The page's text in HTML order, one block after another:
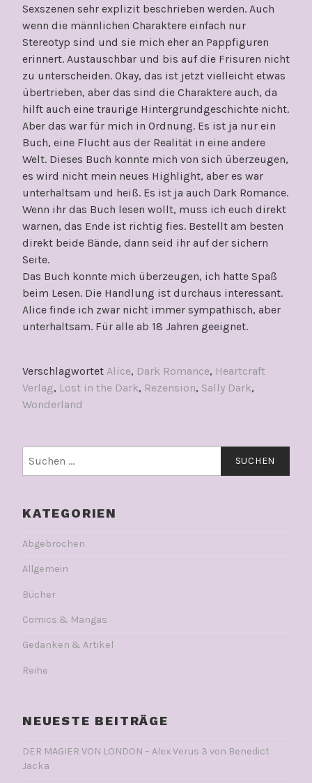
Sexszenen sehr explizit beschrieben werden. Auch
wenn die männlichen Charaktere einfach nur
Stereotyp sind und sie mich eher an Pappfiguren
erinnert. Austauschbar und bis auf die Frisuren nicht
zu unterscheiden. Okay, das ist jetzt vielleicht etwas
übertrieben, aber das sind die Charaktere auch, da
hilft auch eine traurige Hintergrundgeschichte nicht.
Aber das war für mich in Ordnung. Es ist ja nur ein
Buch, eine Flucht aus der Realität in eine andere
Welt. Dieses Buch konnte mich von sich überzeugen,
es wird nicht mein neues Highlight, aber es war
unterhaltsam und heiß. Es ist ja auch Dark Romance.
Wenn ihr das Buch lesen wollt, muss ich euch direkt
warnen, das Ende ist richtig fies. Bestellt am besten
direkt beide Bände, dann seid ihr auf der sichern
Seite.
Das Buch konnte mich überzeugen, ich hatte Spaß
beim Lesen. Die Handlung ist durchaus interessant.
Alice finde ich zwar nicht immer sympathisch, aber
unterhaltsam. Für alle ab 18 Jahren geeignet.
Verschlagwortet Alice, Dark Romance, Heartcraft
Verlag, Lost in the Dark, Rezension, Sally Dark,
Wonderland
nach:
KATEGORIEN
Abgebrochen
Allgemein
Bücher
Comics & Mangas
Gedanken & Artikel
Reihe
NEUESTE BEITRÄGE
DER MAGIER VON LONDON – Alex Verus 3 von Benedict
Jacka